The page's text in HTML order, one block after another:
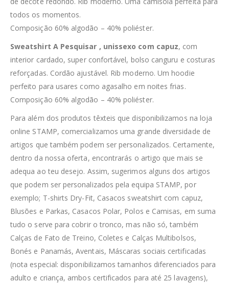
todos os momentos.
Composição 60% algodão – 40% poliéster.
Sweatshirt A Pesquisar , unissexo com capuz, com
interior cardado, super confortável, bolso canguru e costuras
reforçadas. Cordão ajustável. Rib moderno. Um hoodie
perfeito para usares como agasalho em noites frias.
Composição 60% algodão – 40% poliéster.
Para além dos produtos têxteis que disponibilizamos na loja
online STAMP, comercializamos uma grande diversidade de
artigos que também podem ser personalizados. Certamente,
dentro da nossa oferta, encontrarás o artigo que mais se
adequa ao teu desejo. Assim, sugerimos alguns dos artigos
que podem ser personalizados pela equipa STAMP, por
exemplo; T-shirts Dry-Fit, Casacos sweatshirt com capuz,
Blusões e Parkas, Casacos Polar, Polos e Camisas, em suma
tudo o serve para cobrir o tronco, mas não só, também
Calças de Fato de Treino, Coletes e Calças Multibolsos,
Bonés e Panamás, Aventais, Máscaras sociais certificadas
(nota especial: disponibilizamos tamanhos diferenciados para
adulto e criança, ambos certificados para até 25 lavagens),